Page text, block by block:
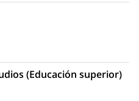
(Educación superior)